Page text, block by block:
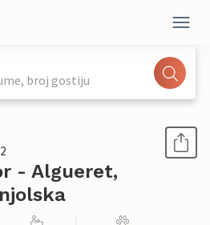
broj gostiju
- Algueret,